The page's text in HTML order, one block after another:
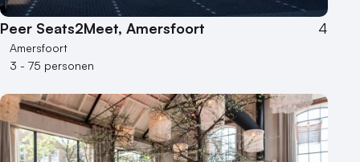
Peer Seats2Meet, Amersfoort 4
Amersfoort
3 - 75 personen